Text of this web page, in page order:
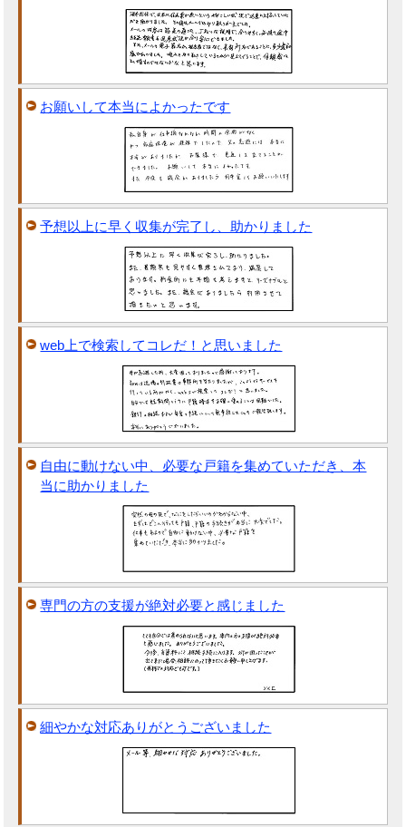
お願いして本当によかったです
予想以上に早く収集が完了し、助かりました
web上で検索してコレだ！と思いました
自由に動けない中、必要な戸籍を集めていただき、本
当に助かりました
専門の方の支援が絶対必要と感じました
細やかな対応ありがとうございました